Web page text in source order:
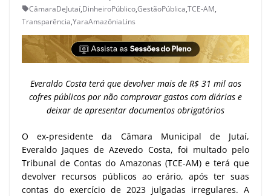
CâmaraDeJutaí,DinheiroPúblico,GestãoPública,TCE-AM,
Transparência,YaraAmazôniaLins
Everaldo Costa terá que devolver mais de R$ 31 mil aos
cofres públicos por não comprovar gastos com diárias e
deixar de apresentar documentos obrigatórios
O ex-presidente da Câmara Municipal de Jutaí,
Everaldo Jaques de Azevedo Costa, foi multado pelo
Tribunal de Contas do Amazonas (TCE-AM) e terá que
devolver recursos públicos ao erário, após ter suas
contas do exercício de 2023 julgadas irregulares. A